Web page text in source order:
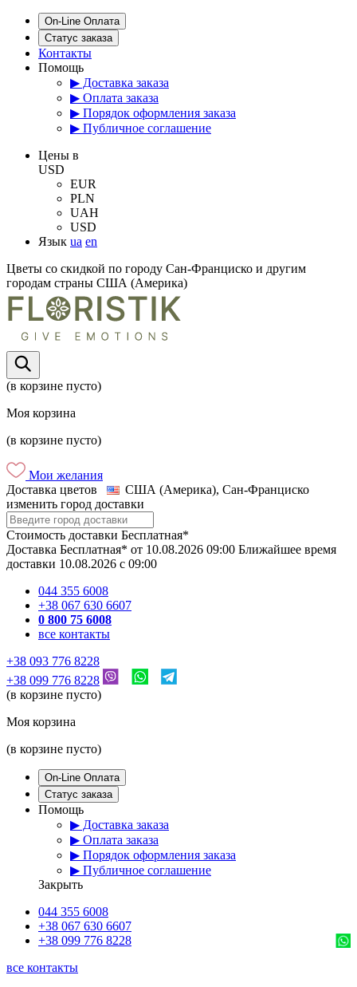
On-Line Оплата
Статус заказа
Контакты
Помощь
▶ Доставка заказа
▶ Оплата заказа
▶ Порядок оформления заказа
▶ Публичное соглашение
Цены в
USD
EUR
PLN
UAH
USD
Язык ua en
Цветы со скидкой по городу Сан-Франциско и другим
городам страны США (Америка)
(в корзине пусто)
Моя корзина
(в корзине пусто)
Мои желания
Доставка цветов
США (Америка), Сан-Франциско
изменить город доставки
Стоимость доставки Бесплатная*
Доставка Бесплатная* от 10.08.2026 09:00 Ближайшее время
доставки 10.08.2026 c 09:00
044 355 6008
+38 067 630 6607
0 800 75 6008
все контакты
+38 093 776 8228
+38 099 776 8228
(в корзине пусто)
Моя корзина
(в корзине пусто)
On-Line Оплата
Статус заказа
Помощь
▶ Доставка заказа
▶ Оплата заказа
▶ Порядок оформления заказа
▶ Публичное соглашение
Закрыть
044 355 6008
+38 067 630 6607
+38 099 776 8228
все контакты